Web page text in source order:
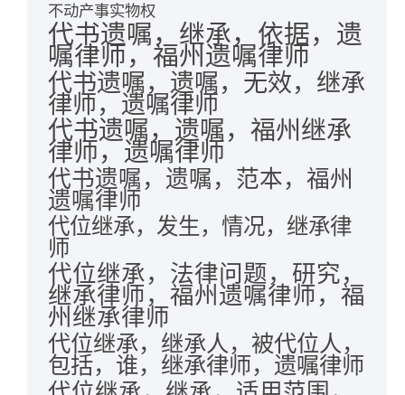
不动产事实物权
代书遗嘱，继承，依据，遗
嘱律师，福州遗嘱律师
代书遗嘱，遗嘱，无效，继承
律师，遗嘱律师
代书遗嘱，遗嘱，福州继承
律师，遗嘱律师
代书遗嘱，遗嘱，范本，福州
遗嘱律师
代位继承，发生，情况，继承律
师
代位继承，法律问题，研究，
继承律师，福州遗嘱律师，福
州继承律师
代位继承，继承人，被代位人，
包括，谁，继承律师，遗嘱律师